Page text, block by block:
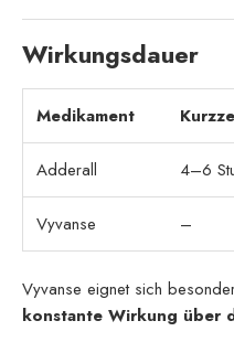
Wirkungsdauer
Medikament
Adderall 4–6
Vyvanse –
Vyvanse eignet sich
konstante Wirkung über